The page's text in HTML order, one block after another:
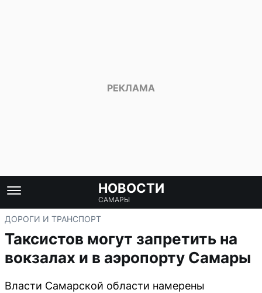
НОВОСТИ
САМАРЫ
ДОРОГИ И ТРАНСПОРТ
Таксистов могут запретить на
вокзалах и в аэропорту Самары
Власти Самарской области намерены